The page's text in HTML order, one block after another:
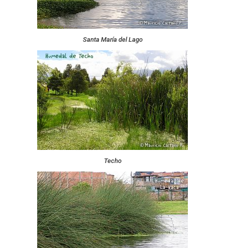
Santa María del Lago
Techo